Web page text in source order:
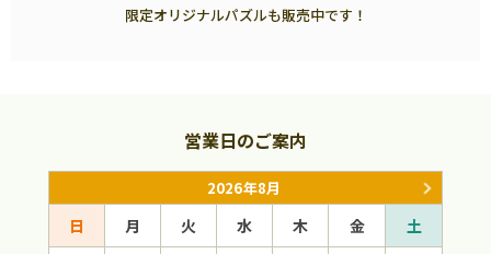
限定オリジナルパズルも販売中です！
営業日のご案内
2026年8月
日 月 火 水 木 金
土